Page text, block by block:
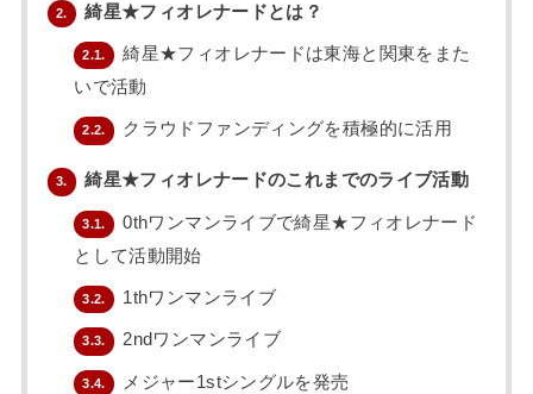
2. 綺星★フィオレナードとは？
2.1.
綺星★フィオレナードは東海と関東をまた
いで活動
2.2. クラウドファンディングを積極的に活用
3. 綺星★フィオレナードのこれまでのライブ活動
3.1.
0thワンマンライブで綺星★フィオレナード
として活動開始
3.2. 1thワンマンライブ
3.3. 2ndワンマンライブ
3.4. メジャー1stシングルを発売